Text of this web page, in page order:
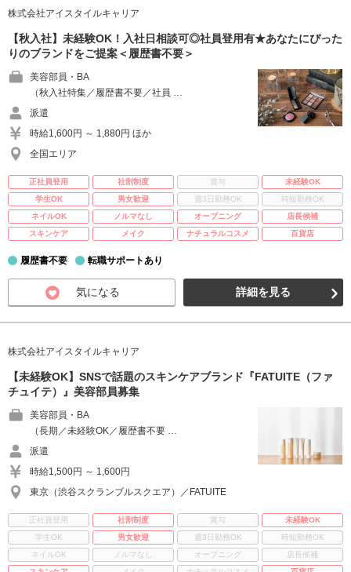
株式会社アイスタイルキャリア
【秋入社】未経験OK！入社日相談可◎社員登用有★あなたにぴった
りのブランドをご提案＜履歴書不要＞
美容部員・BA
（秋入社特集／履歴書不要／社員 …
派遣
時給1,600円 ～ 1,880円 ほか
全国エリア
正社員登用 社割制度 賞与
未経験OK
学生OK
男女歓迎 週3日勤務OK
時短勤務OK
ネイルOK
ノルマなし オープニング
店長候補
スキンケア
メイク ナチュラルコスメ 百貨店
履歴書不要 転職サポートあり
気になる 詳細を見る
株式会社アイスタイルキャリア
【未経験OK】SNSで話題のスキンケアブランド『FATUITE（ファ
チュイテ）』美容部員募集
美容部員・BA
（長期／未経験OK／履歴書不要 …
派遣
時給1,500円 ～ 1,600円
東京（渋谷スクランブルスクエア）／FATUITE
正社員登用 社割制度 賞与
未経験OK
学生OK
男女歓迎 週3日勤務OK
時短勤務OK
ネイルOK
ノルマなし オープニング
店長候補